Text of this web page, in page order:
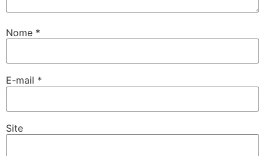
Nome *
E-mail *
Site